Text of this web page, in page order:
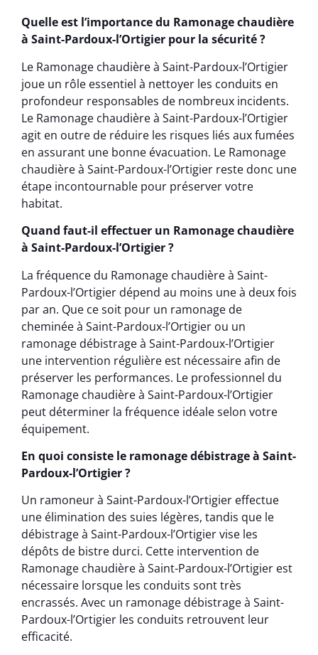
Quelle est l’importance du Ramonage chaudière
à Saint-Pardoux-l’Ortigier pour la sécurité ?
Le Ramonage chaudière à Saint-Pardoux-l’Ortigier
joue un rôle essentiel à nettoyer les conduits en
profondeur responsables de nombreux incidents.
Le Ramonage chaudière à Saint-Pardoux-l’Ortigier
agit en outre de réduire les risques liés aux fumées
en assurant une bonne évacuation. Le Ramonage
chaudière à Saint-Pardoux-l’Ortigier reste donc une
étape incontournable pour préserver votre
habitat.
Quand faut-il effectuer un Ramonage chaudière
à Saint-Pardoux-l’Ortigier ?
La fréquence du Ramonage chaudière à Saint-
Pardoux-l’Ortigier dépend au moins une à deux fois
par an. Que ce soit pour un ramonage de
cheminée à Saint-Pardoux-l’Ortigier ou un
ramonage débistrage à Saint-Pardoux-l’Ortigier
une intervention régulière est nécessaire afin de
préserver les performances. Le professionnel du
Ramonage chaudière à Saint-Pardoux-l’Ortigier
peut déterminer la fréquence idéale selon votre
équipement.
En quoi consiste le ramonage débistrage à Saint-
Pardoux-l’Ortigier ?
Un ramoneur à Saint-Pardoux-l’Ortigier effectue
une élimination des suies légères, tandis que le
débistrage à Saint-Pardoux-l’Ortigier vise les
dépôts de bistre durci. Cette intervention de
Ramonage chaudière à Saint-Pardoux-l’Ortigier est
nécessaire lorsque les conduits sont très
encrassés. Avec un ramonage débistrage à Saint-
Pardoux-l’Ortigier les conduits retrouvent leur
efficacité.